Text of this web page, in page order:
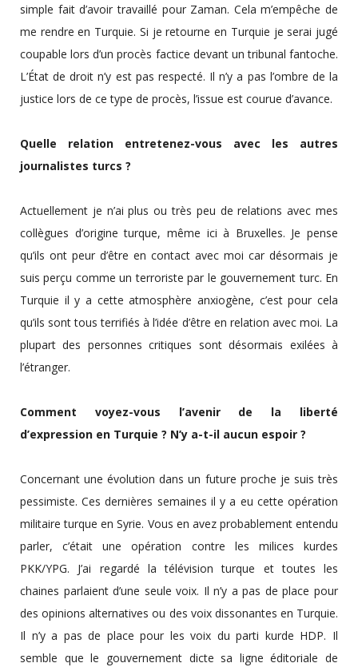
simple fait d’avoir travaillé pour Zaman. Cela m’empêche de
me rendre en Turquie. Si je retourne en Turquie je serai jugé
coupable lors d’un procès factice devant un tribunal fantoche.
L’État de droit n’y est pas respecté. Il n’y a pas l’ombre de la
justice lors de ce type de procès, l’issue est courue d’avance.
Quelle relation entretenez-vous avec les autres
journalistes turcs ?
Actuellement je n’ai plus ou très peu de relations avec mes
collègues d’origine turque, même ici à Bruxelles. Je pense
qu’ils ont peur d’être en contact avec moi car désormais je
suis perçu comme un terroriste par le gouvernement turc. En
Turquie il y a cette atmosphère anxiogène, c’est pour cela
qu’ils sont tous terrifiés à l’idée d’être en relation avec moi. La
plupart des personnes critiques sont désormais exilées à
l’étranger.
Comment voyez-vous l’avenir de la liberté
d’expression en Turquie ? N’y a-t-il aucun espoir ?
Concernant une évolution dans un future proche je suis très
pessimiste. Ces dernières semaines il y a eu cette opération
militaire turque en Syrie. Vous en avez probablement entendu
parler, c’était une opération contre les milices kurdes
PKK/YPG. J’ai regardé la télévision turque et toutes les
chaines parlaient d’une seule voix. Il n’y a pas de place pour
des opinions alternatives ou des voix dissonantes en Turquie.
Il n’y a pas de place pour les voix du parti kurde HDP. Il
semble que le gouvernement dicte sa ligne éditoriale de